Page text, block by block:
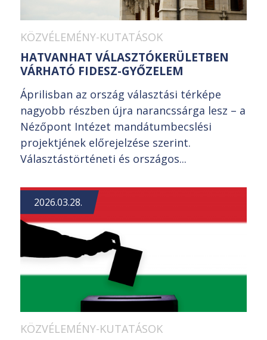
KÖZVÉLEMÉNY-KUTATÁSOK
HATVANHAT VÁLASZTÓKERÜLETBEN
VÁRHATÓ FIDESZ-GYŐZELEM
Áprilisban az ország választási térképe
nagyobb részben újra narancssárga lesz – a
Nézőpont Intézet mandátumbecslési
projektjének előrejelzése szerint.
Választástörténeti és országos...
2026.03.28.
KÖZVÉLEMÉNY-KUTATÁSOK